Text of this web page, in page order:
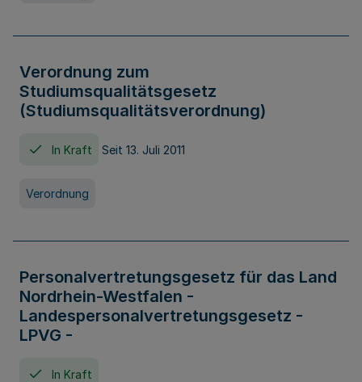
Verordnung zum
Studiumsqualitätsgesetz
(Studiumsqualitätsverordnung)
In Kraft Seit 13. Juli 2011
Verordnung
Personalvertretungsgesetz für das Land
Nordrhein-Westfalen -
Landespersonalvertretungsgesetz -
LPVG -
In Kraft